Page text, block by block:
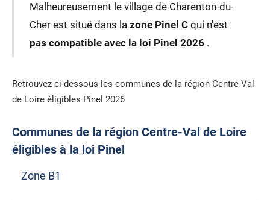
Malheureusement le village de Charenton-du-
Cher est situé dans la zone Pinel Cqui n'est
pas compatible avec la loi Pinel 2026 .
Retrouvez ci-dessous les communes de la région Centre-Val
de Loire éligibles Pinel 2026
Communes de la région Centre-Val de Loire
éligibles à la loi Pinel
Zone B1